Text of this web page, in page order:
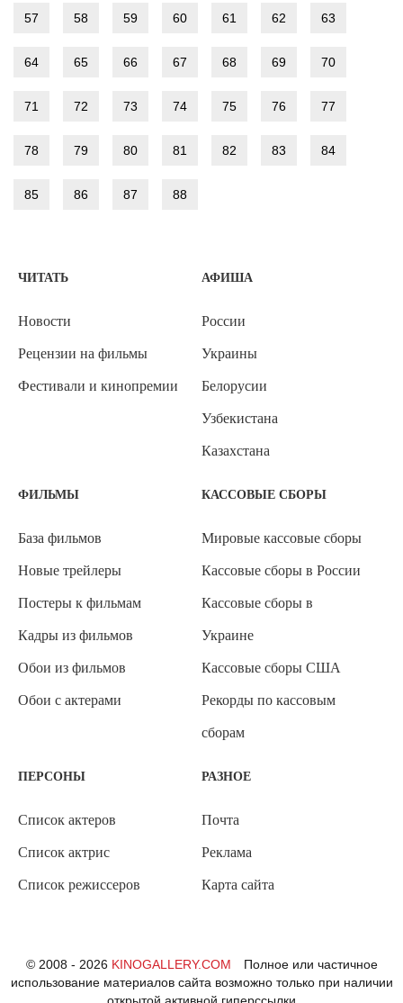
57 58 59 60 61 62 63
64 65 66 67 68 69 70
71 72 73 74 75 76 77
78 79 80 81 82 83 84
85 86 87 88
ЧИТАТЬ
Новости
Рецензии на фильмы
Фестивали и кинопремии
АФИША
России
Украины
Белорусии
Узбекистана
Казахстана
ФИЛЬМЫ
База фильмов
Новые трейлеры
Постеры к фильмам
Кадры из фильмов
Обои из фильмов
Обои с актерами
КАССОВЫЕ СБОРЫ
Мировые кассовые сборы
Кассовые сборы в России
Кассовые сборы в
Украине
Кассовые сборы США
Рекорды по кассовым
сборам
ПЕРСОНЫ
Список актеров
Список актрис
Список режиссеров
РАЗНОЕ
Почта
Реклама
Карта сайта
© 2008 - 2026 KINOGALLERY.COM
Полное или частичное
использование материалов сайта возможно только при наличии